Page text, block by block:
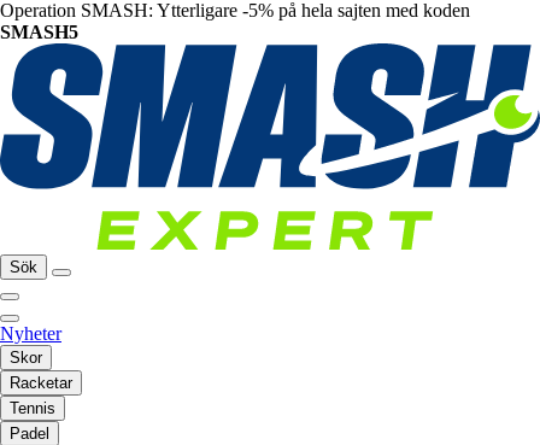
Operation SMASH: Ytterligare -5% på hela sajten med koden
SMASH5
Sök
Nyheter
Skor
Racketar
Tennis
Padel